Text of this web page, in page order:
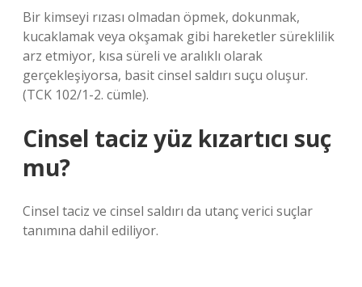
Bir kimseyi rızası olmadan öpmek, dokunmak,
kucaklamak veya okşamak gibi hareketler süreklilik
arz etmiyor, kısa süreli ve aralıklı olarak
gerçekleşiyorsa, basit cinsel saldırı suçu oluşur.
(TCK 102/1-2. cümle).
Cinsel taciz yüz kızartıcı suç
mu?
Cinsel taciz ve cinsel saldırı da utanç verici suçlar
tanımına dahil ediliyor.